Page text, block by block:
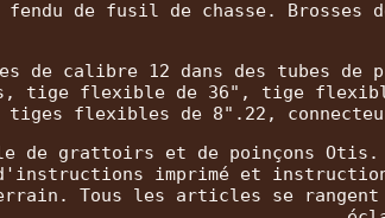
fendu de fusil de chasse. Brosses
de calibre 12 dans des tubes
tige flexible de 36", tige
tiges flexibles de 8".22,
de grattoirs et de poinçons
d'instructions imprimé et
Tous les articles se rangent